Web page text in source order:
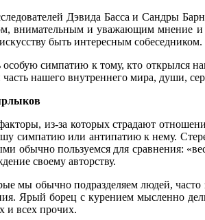
Дэвида Басса и Сандры
внимательным и уважающим мнение и
быть интересным собеседником.
симпатию к тому, кто открылся
нашего внутреннего мира, души,
из-за которых страдают
симпатию или антипатию к нему.
обычно пользуемся для сравнения:
своему авторству.
мы обычно подразделяем людей,
Ярый борец с курением мысленно
и всех прочих.